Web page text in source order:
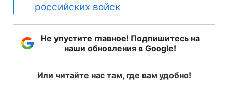
российских войск
Не упустите главное! Подпишитесь на
наши обновления в Google!
Или читайте нас там, где вам удобно!